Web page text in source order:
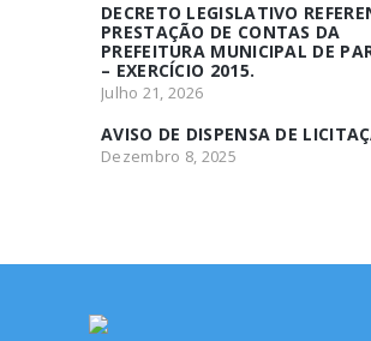
DECRETO LEGISLATIVO
PRESTAÇÃO DE CONTAS DA
PREFEITURA MUNICIPAL DE
– EXERCÍCIO 2015.
Julho 21, 2026
AVISO DE DISPENSA DE
Dezembro 8, 2025